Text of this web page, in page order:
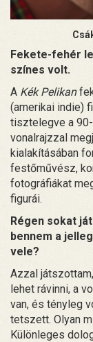
Fekete-fehér
színes volt.
A Kék Pelikan
(amerikai indie)
tisztelegve a
vonalrajzzal
kialakításában
festőművész,
fotográfiákat
figurái.
Régen sokat
bennem a
vele?
Azzal
lehet rávinni, a
van, és tényleg
tetszett. Olyan
Különleges